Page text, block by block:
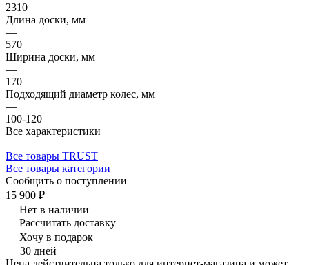
2310
Длина доски, мм
—
570
Ширина доски, мм
—
170
Подходящий диаметр колес, мм
—
100-120
Все характеристики
Все товары TRUST
Все товары категории
Сообщить о поступлении
15 900 ₽
Нет в наличии
Рассчитать доставку
Хочу в подарок
30 дней